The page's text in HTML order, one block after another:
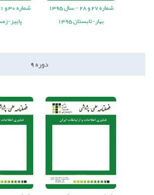
شماره27 و28
-سال1395
بهار-تابستان 1395
شماره30 و
پاییز-
دوره9